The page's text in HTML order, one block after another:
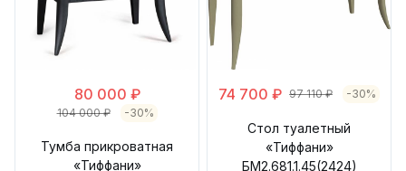
80 000 ₽
104 000 ₽ -30%
Тумба прикроватная
«Тиффани»
74 700 ₽ 97 110 ₽ -30%
Стол туалетный
«Тиффани»
БМ2.681.1.45(2424)